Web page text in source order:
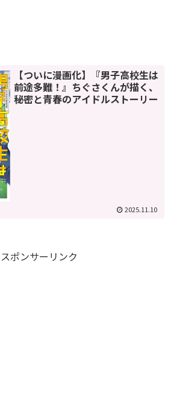
【ついに漫画化】『男子高校生は
前途多難！』ちぐさくんが描く、
秘密と青春のアイドルストーリー
2025.11.10
スポンサーリンク